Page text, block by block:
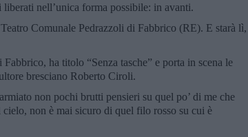
nell’unica forma possibile: in avanti.
Comunale Pedrazzoli di Fabbrico (RE). E starà lì,
ha titolo “Senza tasche” e porta in scena le
bresciano Roberto Ciroli.
non pochi brutti pensieri su quel po’ di me che
non è mai sicuro di quel filo rosso su cui è